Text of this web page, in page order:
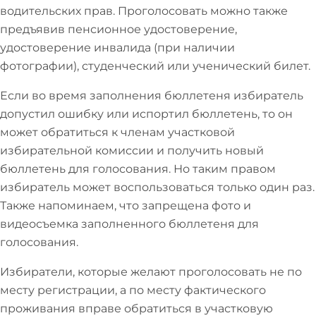
водительских прав. Проголосовать можно также
предъявив пенсионное удостоверение,
удостоверение инвалида (при наличии
фотографии), студенческий или ученический билет.
Если во время заполнения бюллетеня избиратель
допустил ошибку или испортил бюллетень, то он
может обратиться к членам участковой
избирательной комиссии и получить новый
бюллетень для голосования. Но таким правом
избиратель может воспользоваться только один раз.
Также напоминаем, что запрещена фото и
видеосъемка заполненного бюллетеня для
голосования.
Избиратели, которые желают проголосовать не по
месту регистрации, а по месту фактического
проживания вправе обратиться в участковую